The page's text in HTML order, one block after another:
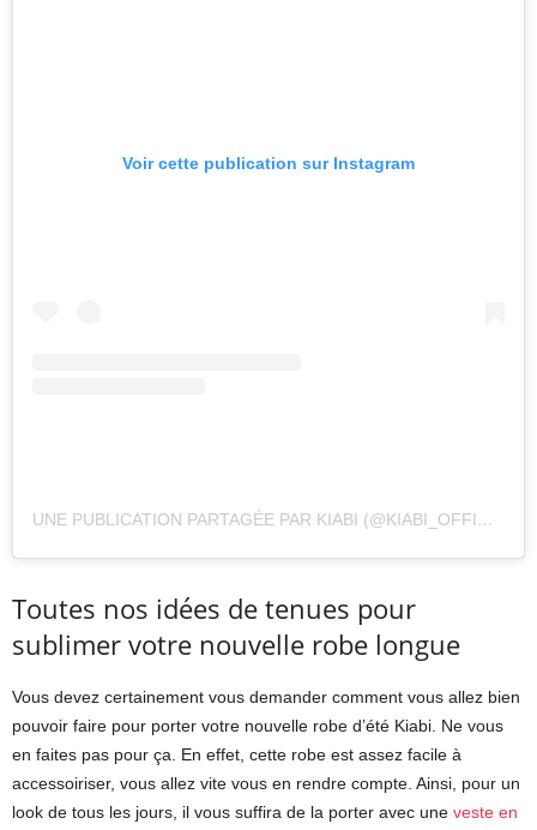
Voir cette publication sur Instagram
UNE PUBLICATION PARTAGÉE PAR KIABI (@KIABI_OFFICIAL)
Toutes nos idées de tenues pour
sublimer votre nouvelle robe longue
Vous devez certainement vous demander comment vous allez bien
pouvoir faire pour porter votre nouvelle robe d’été Kiabi. Ne vous
en faites pas pour ça. En effet, cette robe est assez facile à
accessoiriser, vous allez vite vous en rendre compte. Ainsi, pour un
look de tous les jours, il vous suffira de la porter avec une veste en